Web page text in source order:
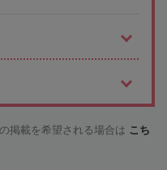
掲載を希望される場合は こち